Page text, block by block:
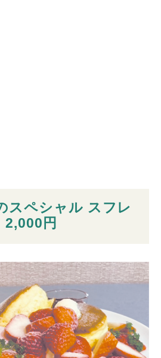
スペシャル スフレ
円